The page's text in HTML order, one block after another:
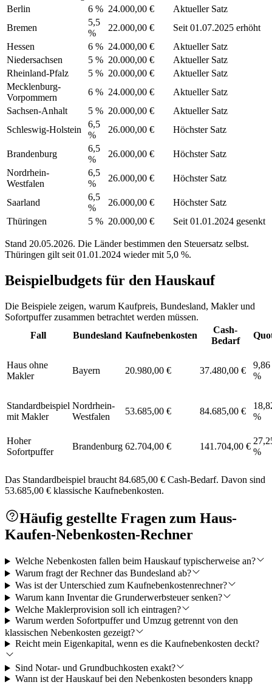
Berlin
6 % 24.000,00 €
Aktueller Satz
Bremen
5,5
%
22.000,00 €
Seit 01.07.2025 erhöht
Hessen
6 % 24.000,00 €
Aktueller Satz
Niedersachsen
5 % 20.000,00 €
Aktueller Satz
Rheinland-Pfalz
5 % 20.000,00 €
Aktueller Satz
Mecklenburg-
Vorpommern
6 % 24.000,00 €
Aktueller Satz
Sachsen-Anhalt
5 % 20.000,00 €
Aktueller Satz
Schleswig-Holstein
6,5
%
26.000,00 € Höchster Satz
Brandenburg
6,5
%
26.000,00 €
Höchster Satz
Nordrhein-
Westfalen
6,5
%
26.000,00 € Höchster Satz
Saarland
6,5
%
26.000,00 €
Höchster Satz
Thüringen
5 % 20.000,00 € Seit 01.01.2024 gesenkt
Stand 20.05.2026. Die Länder bestimmen den Steuersatz selbst.
Thüringen gilt seit 01.01.2024 wieder mit 5,0 %.
Beispielbudgets für den Hauskauf
Die Beispiele zeigen, warum Kaufpreis, Bundesland, Makler und
Sofortpuffer zusammen betrachtet werden müssen.
Fall
Bundesland Kaufnebenkosten
Cash-
Bedarf
Haus ohne
Makler
Bayern 20.980,00 € 37.480,00 €
9,86
%
Standardbeispiel
mit Makler
Nordrhein-
Westfalen
53.685,00 € 84.685,00 €
%
Hoher
Sofortpuffer
Brandenburg 62.704,00 € 141.704,00 €
%
Das Standardbeispiel braucht 84.685,00 € Cash-Bedarf. Davon sind
53.685,00 € klassische Kaufnebenkosten.
Häufig gestellte Fragen zum Haus-
Kaufen-Nebenkosten-Rechner
Welche Nebenkosten fallen beim Hauskauf typischerweise an?
Warum fragt der Rechner das Bundesland ab?
Was ist der Unterschied zum Kaufnebenkostenrechner?
Warum kann Inventar die Grunderwerbsteuer senken?
Welche Maklerprovision soll ich eintragen?
Warum werden Sofortpuffer und Umzug getrennt von den
klassischen Nebenkosten gezeigt?
Reicht mein Eigenkapital, wenn es die Kaufnebenkosten deckt?
Sind Notar- und Grundbuchkosten exakt?
Wann ist der Hauskauf bei den Nebenkosten besonders knapp